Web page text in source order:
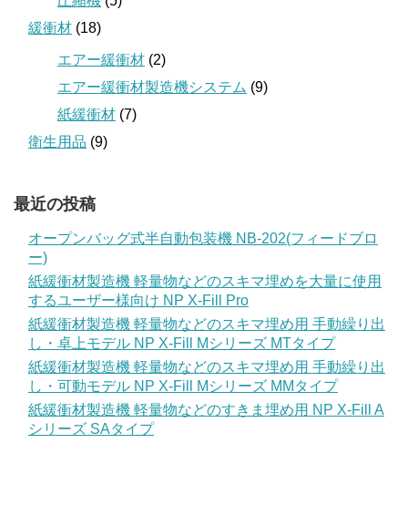
緩衝材 (18)
エアー緩衝材 (2)
エアー緩衝材製造機システム (9)
紙緩衝材 (7)
衛生用品 (9)
最近の投稿
オープンバッグ式半自動包装機 NB-202(フィードブロ
ー)
紙緩衝材製造機 軽量物などのスキマ埋めを大量に使用
するユーザー様向け NP X-Fill Pro
紙緩衝材製造機 軽量物などのスキマ埋め用 手動繰り出
し・卓上モデル NP X-Fill Mシリーズ MTタイプ
紙緩衝材製造機 軽量物などのスキマ埋め用 手動繰り出
し・可動モデル NP X-Fill Mシリーズ MMタイプ
紙緩衝材製造機 軽量物などのすきま埋め用 NP X-Fill A
シリーズ SAタイプ